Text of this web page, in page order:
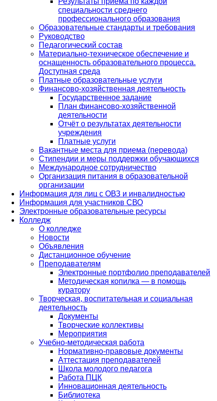
специальности среднего
профессионального образования
Образовательные стандарты и требования
Руководство
Педагогический состав
Материально-техническое обеспечение и
оснащенность образовательного процесса.
Доступная среда
Платные образовательные услуги
Финансово-хозяйственная деятельность
Государственное задание
План финансово-хозяйственной
деятельности
Отчёт о результатах деятельности
учреждения
Платные услуги
Вакантные места для приема (перевода)
Стипендии и меры поддержки обучающихся
Международное сотрудничество
Организация питания в образовательной
организации
Информация для лиц с ОВЗ и инвалидностью
Информация для участников СВО
Электронные образовательные ресурсы
Колледж
О колледже
Новости
Объявления
Дистанционное обучение
Преподавателям
Электронные портфолио преподавателей
Методическая копилка — в помощь
куратору
Творческая, воспитательная и социальная
деятельность
Документы
Творческие коллективы
Мероприятия
Учебно-методическая работа
Нормативно-правовые документы
Аттестация преподавателей
Школа молодого педагога
Работа ПЦК
Инновационная деятельность
Библиотека